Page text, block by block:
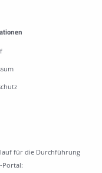
für die Durchführung
Portal: